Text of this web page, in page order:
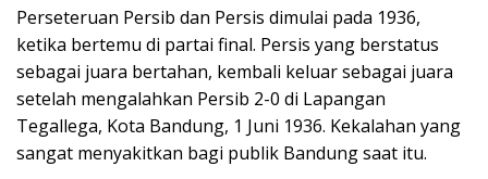
Perseteruan Persib dan Persis dimulai pada 1936,
ketika bertemu di partai final. Persis yang berstatus
sebagai juara bertahan, kembali keluar sebagai juara
setelah mengalahkan Persib 2-0 di Lapangan
Tegallega, Kota Bandung, 1 Juni 1936. Kekalahan yang
sangat menyakitkan bagi publik Bandung saat itu.